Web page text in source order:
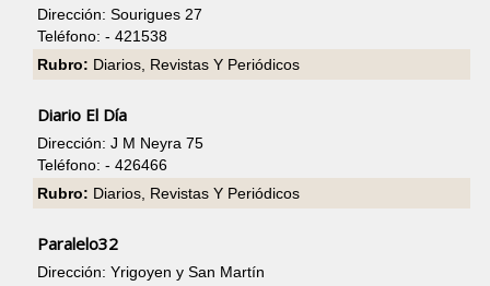
Dirección: Sourigues 27
Teléfono: - 421538
Rubro: Diarios, Revistas Y Periódicos
Diario El Día
Dirección: J M Neyra 75
Teléfono: - 426466
Rubro: Diarios, Revistas Y Periódicos
Paralelo32
Dirección: Yrigoyen y San Martín